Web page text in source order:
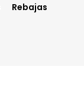
Rebajas